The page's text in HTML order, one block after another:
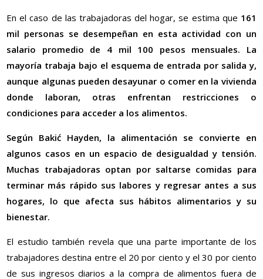
En el caso de las trabajadoras del hogar, se estima que 161
mil personas se desempeñan en esta actividad con un
salario promedio de 4 mil 100 pesos mensuales. La
mayoría trabaja bajo el esquema de entrada por salida y,
aunque algunas pueden desayunar o comer en la vivienda
donde laboran, otras enfrentan restricciones o
condiciones para acceder a los alimentos.
Según Bakić Hayden, la alimentación se convierte en
algunos casos en un espacio de desigualdad y tensión.
Muchas trabajadoras optan por saltarse comidas para
terminar más rápido sus labores y regresar antes a sus
hogares, lo que afecta sus hábitos alimentarios y su
bienestar.
El estudio también revela que una parte importante de los
trabajadores destina entre el 20 por ciento y el 30 por ciento
de sus ingresos diarios a la compra de alimentos fuera de